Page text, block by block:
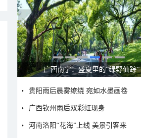
广西南宁：盛夏里的“绿野仙踪”
贵阳雨后晨雾缭绕 宛如水墨画卷
广西钦州雨后双彩虹现身
河南洛阳“花海”上线 美景引客来